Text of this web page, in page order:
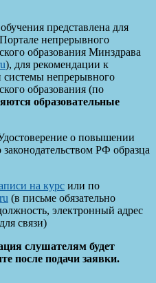
представлена для
непрерывного
образования Минздрава
), для рекомендации к
системы непрерывного
образования (по
образовательные
о повышении
РФ образца
на курс или по
(в письме обязательно
электронный адрес
связи)
слушателям будет
после подачи заявки.